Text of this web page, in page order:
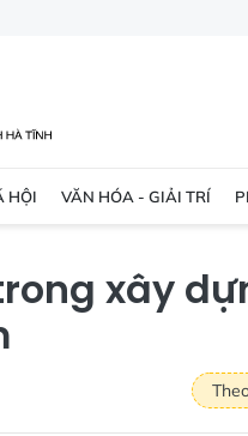
HỘI VĂN HÓA - GIẢI TRÍ
xây